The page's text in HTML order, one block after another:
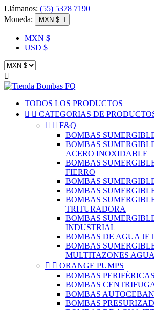
Llámanos: (55) 5378 7190
Moneda:
MXN $ 
MXN $
USD $

TODOS LOS PRODUCTOS
  CATEGORIAS DE
  F&Q
BOMBAS
BOMBAS
ACERO INOXIDABLE
BOMBAS
FIERRO
BOMBAS
BOMBAS
BOMBAS
TRITURADORA
BOMBAS
INDUSTRIAL
BOMBAS DE AGUA
BOMBAS
MULTITAZONES
  ORANGE PUMPS
BOMBAS PERIFÉRICAS
BOMBAS
BOMBAS
BOMBAS